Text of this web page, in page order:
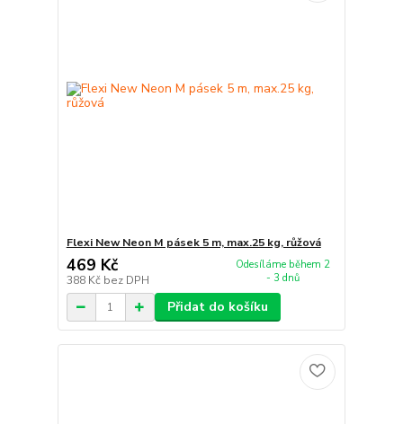
Flexi New Neon M pásek 5 m, max.25 kg, růžová
469 Kč
388 Kč bez DPH
Odesíláme během 2
- 3 dnů
Přidat do košíku